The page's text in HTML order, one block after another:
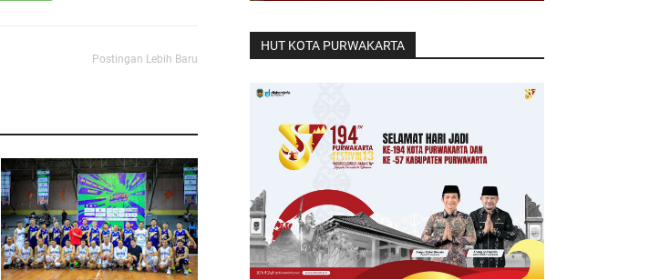
Postingan Lebih Baru
HUT KOTA PURWAKARTA